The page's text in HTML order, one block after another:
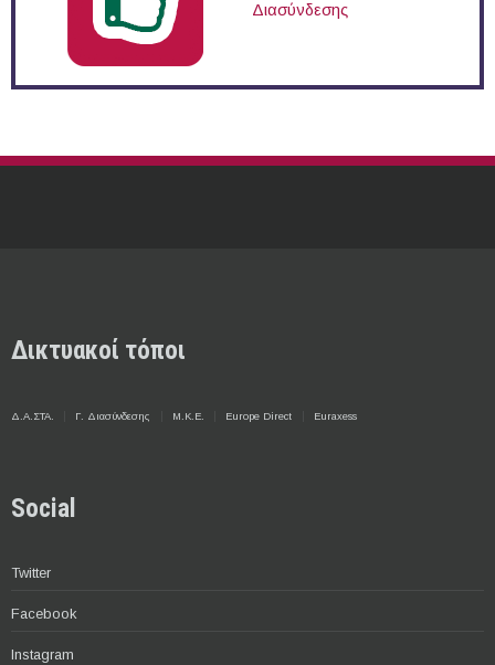
Διασύνδεσης
Δικτυακοί τόποι
Δ.Α.ΣΤΑ. Γ. Διασύνδεσης Μ.Κ.Ε. Europe Direct Euraxess
Social
Twitter
Facebook
Instagram